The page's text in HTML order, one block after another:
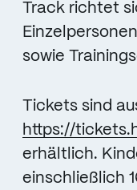
Track richtet
sowie
Tickets sind
https://
erhältlich.
einschließlich